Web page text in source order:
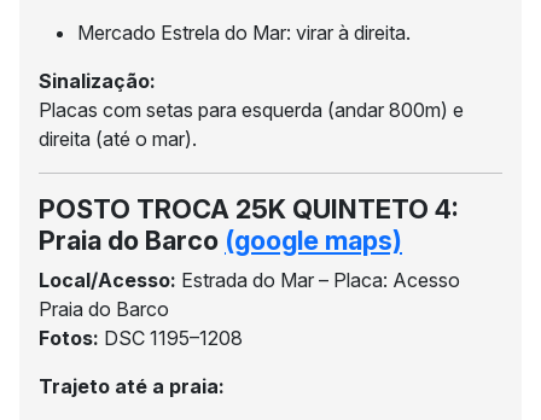
Mercado Estrela do Mar: virar à direita.
Sinalização:
Placas com setas para esquerda (andar 800m) e
direita (até o mar).
POSTO TROCA 25K QUINTETO 4:
Praia do Barco (google maps)
Local/Acesso: Estrada do Mar – Placa: Acesso
Praia do Barco
Fotos: DSC 1195–1208
Trajeto até a praia: